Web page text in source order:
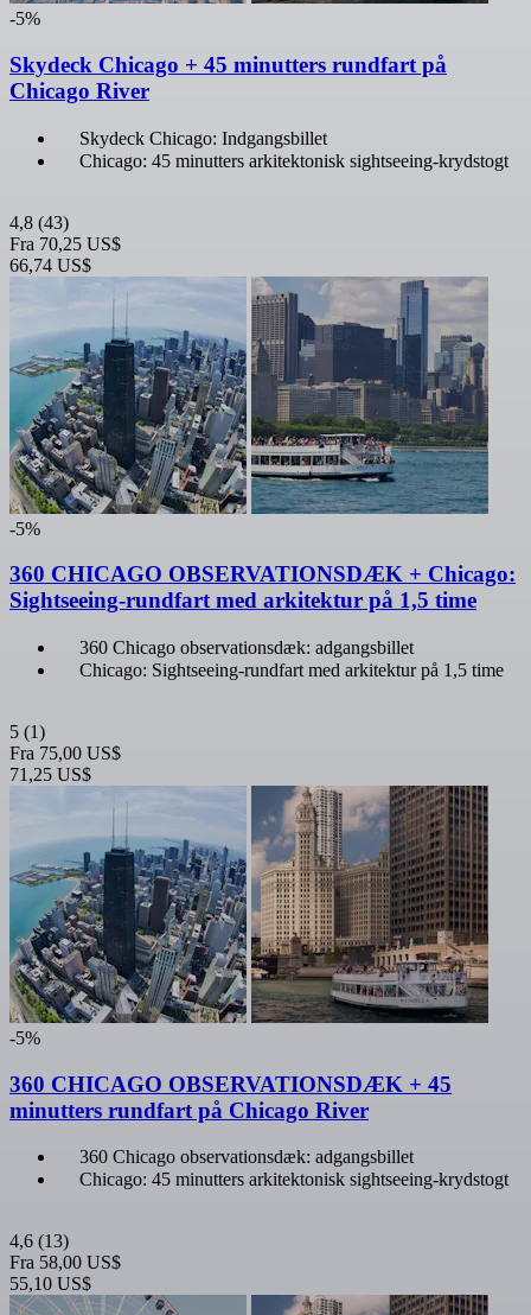
-5%
Skydeck Chicago + 45 minutters rundfart på
Chicago River
Skydeck Chicago: Indgangsbillet
Chicago: 45 minutters arkitektonisk sightseeing-krydstogt
4,8 (43)
Fra 70,25 US$
66,74 US$
-5%
360 CHICAGO OBSERVATIONSDÆK + Chicago:
Sightseeing-rundfart med arkitektur på 1,5 time
360 Chicago observationsdæk: adgangsbillet
Chicago: Sightseeing-rundfart med arkitektur på 1,5 time
5 (1)
Fra 75,00 US$
71,25 US$
-5%
360 CHICAGO OBSERVATIONSDÆK + 45
minutters rundfart på Chicago River
360 Chicago observationsdæk: adgangsbillet
Chicago: 45 minutters arkitektonisk sightseeing-krydstogt
4,6 (13)
Fra 58,00 US$
55,10 US$